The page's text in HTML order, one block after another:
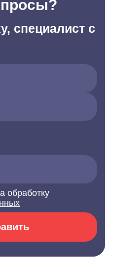
специалист с
обработку